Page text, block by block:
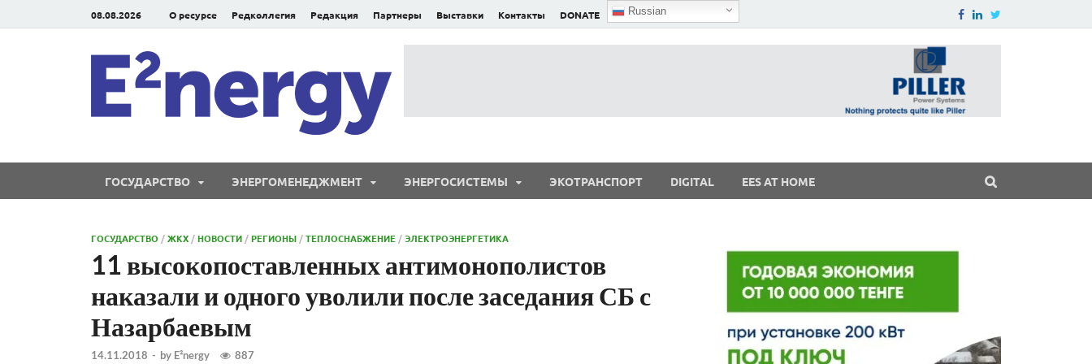
08.08.2026 О ресурсе Редколлегия Редакция Партнеры Выставки Контакты DONATE Russian
ГОСУДАРСТВО ЭНЕРГОМЕНЕДЖМЕНТ ЭНЕРГОСИСТЕМЫ ЭКОТРАНСПОРТ DIGITAL EES AT HOME
ГОСУДАРСТВО /ЖКХ /НОВОСТИ /РЕГИОНЫ /ТЕПЛОСНАБЖЕНИЕ /ЭЛЕКТРОЭНЕРГЕТИКА
11 высокопоставленных антимонополистов
наказали и одного уволили после заседания СБ с
Назарбаевым
14.11.2018 - by E²nergy 887